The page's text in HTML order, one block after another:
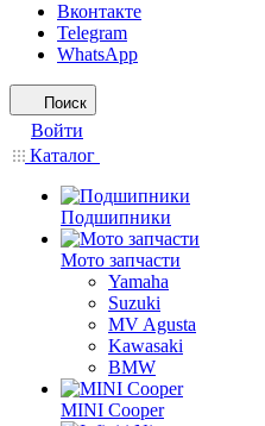
Вконтакте
Telegram
WhatsApp
Поиск
Войти
Каталог
Подшипники
Мото запчасти
Yamaha
Suzuki
MV Agusta
Kawasaki
BMW
MINI Cooper